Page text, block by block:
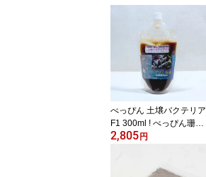
べっぴん 土壌バクテリア
F1 300ml ! べっぴん珊瑚
【添加剤】(t155
2,805円